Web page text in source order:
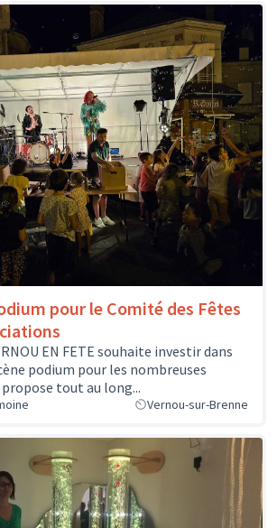
pour le Comité des Fêtes
EN FETE souhaite investir dans
podium pour les nombreuses
tout au long...
Vernou-sur-Brenne